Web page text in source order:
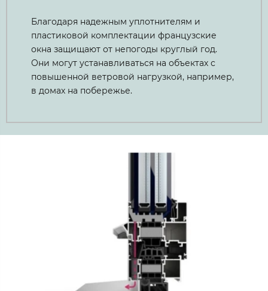
Благодаря надежным уплотнителям и
пластиковой комплектации французские
окна защищают от непогоды круглый год.
Они могут устанавливаться на объектах с
повышенной ветровой нагрузкой, например,
в домах на побережье.